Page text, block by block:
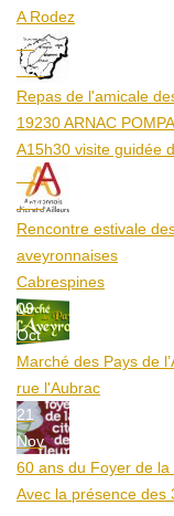
A Rodez
23
Aoû
Repas de l'amicale
19230 ARNAC
A15h30 visite guidée
25
Aoû
Rencontre estivale
aveyronnaises
Cabrespines
09
Oct
Marché des Pays de
rue l'Aubrac
21
Nov
60 ans du Foyer de
Avec la présence des